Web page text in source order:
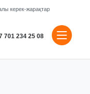
керек-жарақтар
701 234 25 08